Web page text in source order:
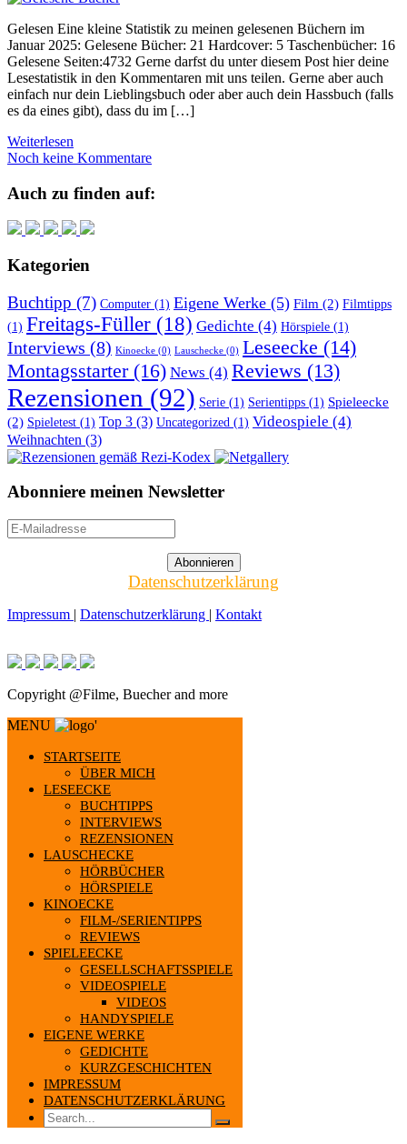
Gelesen Eine kleine Statistik zu meinen gelesenen Büchern im
Januar 2025: Gelesene Bücher: 21 Hardcover: 5 Taschenbücher: 16
Gelesene Seiten:4732 Gerne darfst du unter diesem Post hier deine
Lesestatistik in den Kommentaren mit uns teilen. Gerne aber auch
einfach nur dein Lieblingsbuch oder aber auch dein Hassbuch (falls
es da eines gibt), dass du im […]
Weiterlesen
Noch keine Kommentare
Auch zu finden auf:
Kategorien
Buchtipp (7) Computer (1) Eigene Werke (5) Film (2) Filmtipps
(1) Freitags-Füller (18) Gedichte (4) Hörspiele (1)
Interviews (8) Kinoecke (0) Lauschecke (0) Leseecke (14)
Montagsstarter(16) News (4) Reviews (13)
Rezensionen (92) Serie (1) Serientipps (1) Spieleecke
(2) Spieletest (1) Top 3 (3) Uncategorized (1) Videospiele (4)
Weihnachten (3)
Abonniere meinen Newsletter
Datenschutzerklärung
Impressum | Datenschutzerklärung | Kontakt
Copyright @Filme, Buecher and more
MENU
'
STARTSEITE
ÜBER MICH
LESEECKE
BUCHTIPPS
INTERVIEWS
REZENSIONEN
LAUSCHECKE
HÖRBÜCHER
HÖRSPIELE
KINOECKE
FILM-/SERIENTIPPS
REVIEWS
SPIELEECKE
GESELLSCHAFTSSPIELE
VIDEOSPIELE
VIDEOS
HANDYSPIELE
EIGENE WERKE
GEDICHTE
KURZGESCHICHTEN
IMPRESSUM
DATENSCHUTZERKLÄRUNG
Search